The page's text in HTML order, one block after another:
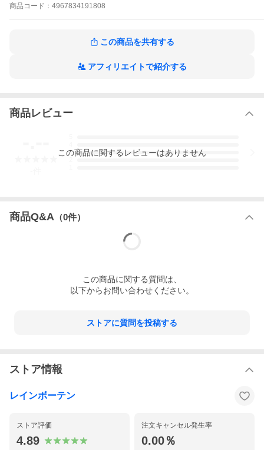
商品 コード： 4967834191808
この商品を共有する
アフィリエイトで紹介する
商品レビュー
3
この商品に関するレビューはありません
商品Q&A （0件）
この商品に関する質問は、
以下からお問い合わせください。
ストアに質問を投稿する
ストア情報
レインボーテン
ストア評価
4.89
注文キャンセル発生率
0.00％